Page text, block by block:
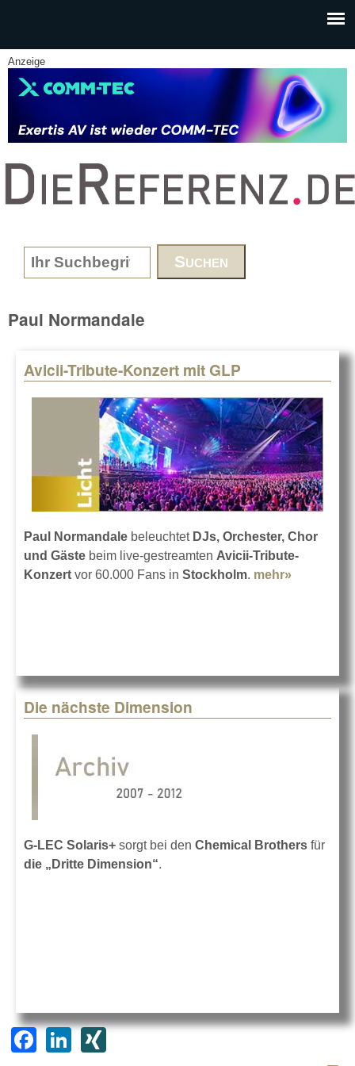
Anzeige
www.DieReferenz.de
Search form
Paul Normandale
Avicii-Tribute-Konzert mit GLP
Paul Normandale beleuchtetDJs, Orchester, Chor
und Gäste beim live-gestreamten Avicii-Tribute-
Konzert vor 60.000 Fans in Stockholm. mehr»
Die nächste Dimension
G-LEC Solaris+ sorgt bei den Chemical Brothers für
die „Dritte Dimension“.
F
Li XI